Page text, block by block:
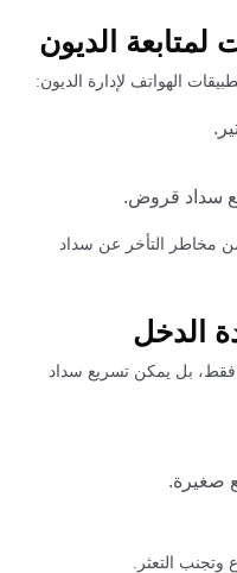
الديون
الهواتف لإدارة الديون:
سداد قروض.
مخاطر التأخر عن سداد
الدخل
فقط، بل يمكن تسريع سداد
صغيرة.
وتجنب التعثر.